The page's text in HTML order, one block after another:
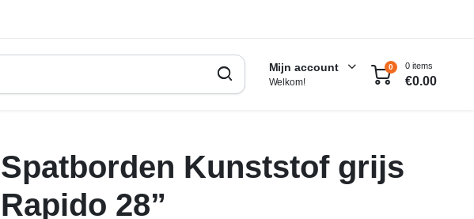
Mijn account
Welkom!
0 0 items
€0.00
Spatborden Kunststof grijs
Rapido 28”